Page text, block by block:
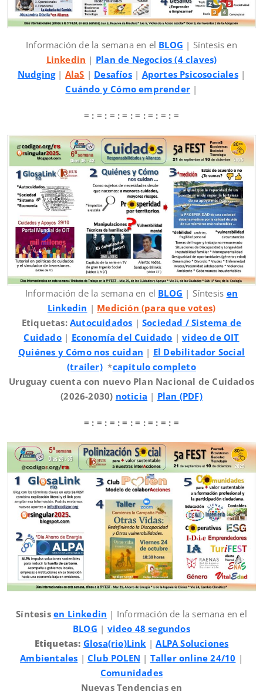
Información de la semana en el BLOG | Síntesis en
Linkedin | Plan de Negocios (4 claves)
Nudging| AlaS | Desafíos| Aportes Psicosociales|
Cuándo y Cómo emprender |
= : = : = : = : = : = : = : =
Información de la semana en el BLOG | Síntesis en
Linkedin | Medición (para que votes)
Etiquetas: Autocuidados | Sociedad / Sistema de
Cuidado| Economía del Cuidado |video de OIT
Quiénes y Cómo nos cuidan | El Debilitador Social
(trailer)*capítulo completo
Uruguay cuenta con nuevo Plan Nacional de Cuidados
(2026-2030) noticia | Plan (PDF)
= : = : = : = : = : = : = : =
Síntesis en Linkedin | Información de la semana en el
BLOG | video 48 segundos
Etiquetas: Glosa(rio)Link |ALPA Soluciones
Ambientales | Club POLEN | Taller online 24/10 |
Comunidades
Nuevas Tendencias en